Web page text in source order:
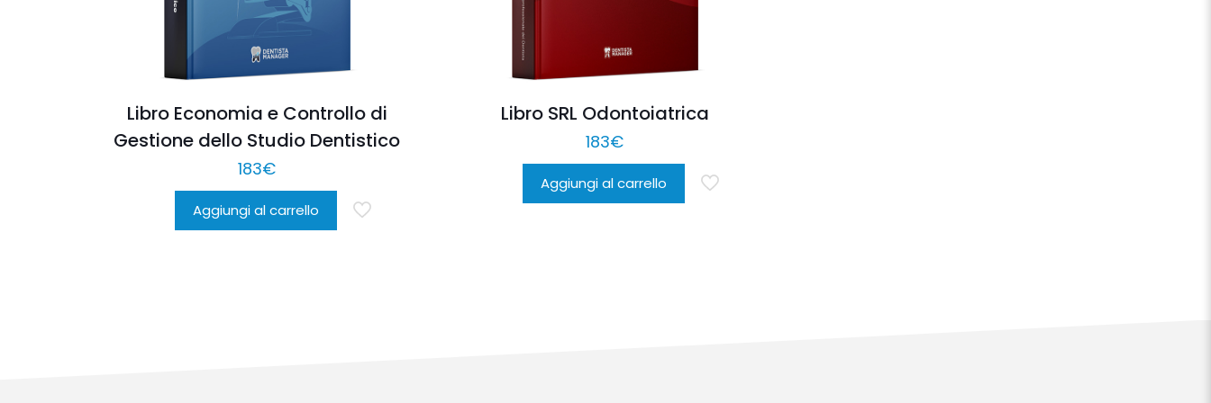
Libro Economia e Controllo di
Gestione dello Studio Dentistico
183€
Aggiungi al carrello
Libro SRL Odontoiatrica
183€
Aggiungi al carrello